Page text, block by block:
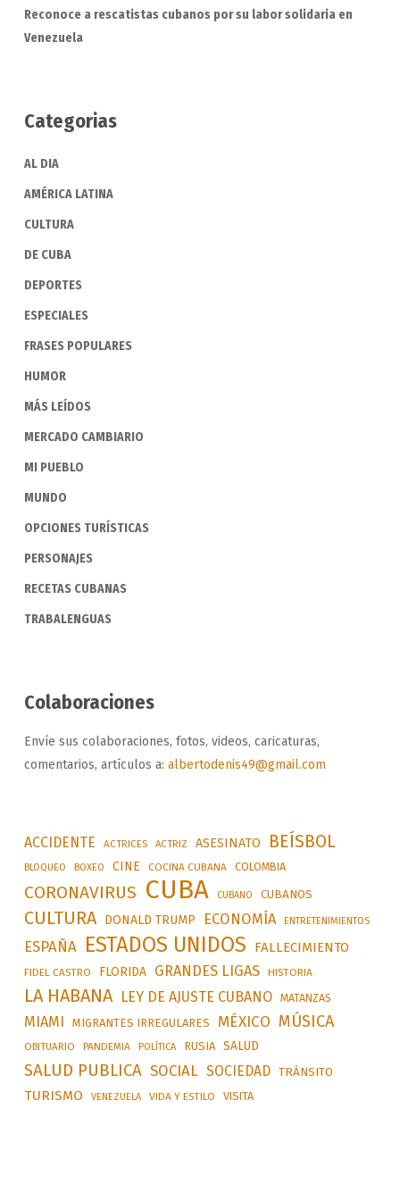
Reconoce a rescatistas cubanos por su labor solidaria en
Venezuela
Categorias
AL DIA
AMÉRICA LATINA
CULTURA
DE CUBA
DEPORTES
ESPECIALES
FRASES POPULARES
HUMOR
MÁS LEÍDOS
MERCADO CAMBIARIO
MI PUEBLO
MUNDO
OPCIONES TURÍSTICAS
PERSONAJES
RECETAS CUBANAS
TRABALENGUAS
Colaboraciones
Envíe sus colaboraciones, fotos, videos, caricaturas,
comentarios, artículos a: albertodenis49@gmail.com
ACCIDENTE ACTRICES ACTRIZ ASESINATO BEÍSBOL
BLOQUEO BOXEO CINE COCINA CUBANA COLOMBIA
CORONAVIRUS CUBA CUBANO CUBANOS
CULTURA DONALD TRUMP ECONOMÍA ENTRETENIMIENTOS
ESPAÑA ESTADOS UNIDOS FALLECIMIENTO
FIDEL CASTRO FLORIDA GRANDES LIGAS HISTORIA
LA HABANA LEY DE AJUSTE CUBANO MATANZAS
MIAMI MIGRANTES IRREGULARES MÉXICO MÚSICA
OBITUARIO PANDEMIA POLÍTICA RUSIA SALUD
SALUD PUBLICA SOCIAL SOCIEDAD TRÁNSITO
TURISMO VENEZUELA VIDA Y ESTILO VISITA